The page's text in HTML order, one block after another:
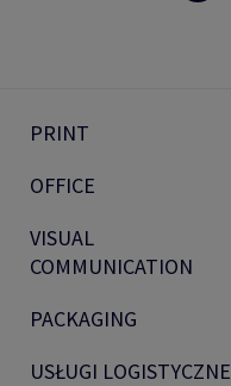
PRINT
OFFICE
VISUAL
COMMUNICATION
PACKAGING
USŁUGI LOGISTYCZNE